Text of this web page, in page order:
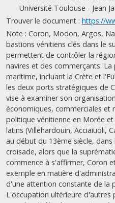
Université Toulouse - Jean
Trouver le document : https://
Note : Coron, Modon, Argos,
bastions vénitiens clés dans le
permettent de contrôler la
navires et des commerçants.
maritime, incluant la Crète et
les deux ports stratégiques de
vise à examiner son
économiques, commerciales et
politique vénitienne en Morée
latins (Villehardouin, Acciaiuoli,
au début du 13ème siècle,
croisade, alors que la
commence à s'affirmer, Coron
exemple en matière
d'une attention constante de la
L'occupation ultérieure